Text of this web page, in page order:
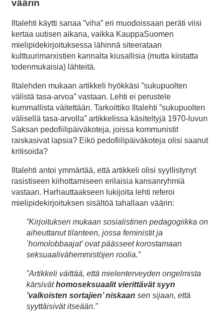
väärin
Iltalehti käytti sanaa ”viha” eri muodoissaan peräti viisi
kertaa uutisen aikana, vaikka KauppaSuomen
mielipidekirjoituksessa lähinnä siteerataan
kulttuurimarxistien kannalta kiusallisia (mutta kiistatta
todenmukaisia) lähteitä.
Iltalehden mukaan artikkeli hyökkäsi ”sukupuolten
välistä tasa-arvoa” vastaan. Lehti ei perustele
kummallista väitettään. Tarkoittiko Iltalehti ”sukupuolten
välisellä tasa-arvolla” artikkelissa käsiteltyjä 1970-luvun
Saksan pedofiilipäiväkoteja, joissa kommunistit
raiskasivat lapsia? Eikö pedofiilipäiväkoteja olisi saanut
kritisoida?
Iltalehti antoi ymmärtää, että artikkeli olisi syyllistynyt
rasistiseen kiihottamiseen erilaisia kansanryhmiä
vastaan. Harhauttaakseen lukijoita lehti referoi
mielipidekirjoituksen sisältöä tahallaan väärin:
”Kirjoituksen mukaan sosialistinen pedagogiikka on
aiheuttanut tilanteen, jossa feministit ja
’homolobbaajat’ ovat päässeet korostamaan
seksuaalivähemmistöjen roolia.”
”Artikkeli väittää, että mielenterveyden ongelmista
kärsiväthomoseksuaalit vierittävät syyn
’valkoisten sortajien’ niskaan sen sijaan, että
syyttäisivät itseään.”